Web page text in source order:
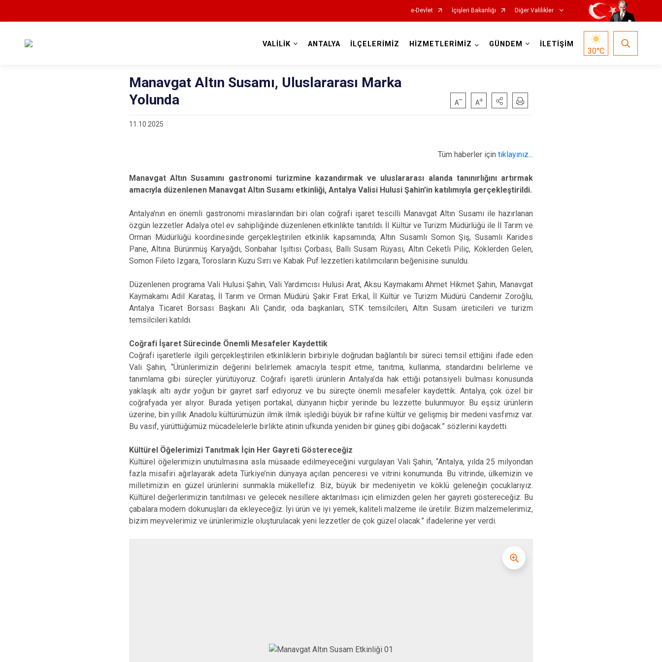
e-Devlet İçişleri Bakanlığı Diğer Valilikler
VALİLİK ANTALYA İLÇELERİMİZ HİZMETLERİMİZ GÜNDEM İLETİŞİM
30°C
Manavgat Altın Susamı, Uluslararası Marka
Yolunda
11.10.2025
Tüm haberler için tıklayınız...
Manavgat Altın Susamını gastronomi turizmine kazandırmak ve uluslararası alanda tanınırlığını artırmak
amacıyla düzenlenen Manavgat Altın Susamı etkinliği, Antalya Valisi Hulusi Şahin’in katılımıyla gerçekleştirildi.
Antalya'nın en önemli gastronomi miraslarından biri olan coğrafi işaret tescilli Manavgat Altın Susamı ile hazırlanan
özgün lezzetler Adalya otel ev sahipliğinde düzenlenen etkinlikte tanıtıldı. İl Kültür ve Turizm Müdürlüğü ile İl Tarım ve
Orman Müdürlüğü koordinesinde gerçekleştirilen etkinlik kapsamında; Altın Susamlı Somon Şiş, Susamlı Karides
Pane, Altına Bürünmüş Karyağdı, Sonbahar Işıltısı Çorbası, Ballı Susam Rüyası, Altın Ceketli Piliç, Köklerden Gelen,
Somon Fileto Izgara, Torosların Kuzu Sırrı ve Kabak Puf lezzetleri katılımcıların beğenisine sunuldu.
Düzenlenen programa Vali Hulusi Şahin, Vali Yardımcısı Hulusi Arat, Aksu Kaymakamı Ahmet Hikmet Şahin, Manavgat
Kaymakamı Adil Karataş, İl Tarım ve Orman Müdürü Şakir Fırat Erkal, İl Kültür ve Turizm Müdürü Candemir Zoroğlu,
Antalya Ticaret Borsası Başkanı Ali Çandır, oda başkanları, STK temsilcileri, Altın Susam üreticileri ve turizm
temsilcileri katıldı.
Coğrafi İşaret Sürecinde Önemli Mesafeler Kaydettik
Coğrafi işaretlerle ilgili gerçekleştirilen etkinliklerin birbiriyle doğrudan bağlantılı bir süreci temsil ettiğini ifade eden
Vali Şahin, “Ürünlerimizin değerini belirlemek amacıyla tespit etme, tanıtma, kullanma, standardını belirleme ve
tanımlama gibi süreçler yürütüyoruz. Coğrafi işaretli ürünlerin Antalya’da hak ettiği potansiyeli bulması konusunda
yaklaşık altı aydır yoğun bir gayret sarf ediyoruz ve bu süreçte önemli mesafeler kaydettik. Antalya, çok özel bir
coğrafyada yer alıyor. Burada yetişen portakal, dünyanın hiçbir yerinde bu lezzette bulunmuyor. Bu eşsiz ürünlerin
üzerine, bin yıllık Anadolu kültürümüzün ilmik ilmik işlediği büyük bir rafine kültür ve gelişmiş bir medeni vasfımız var.
Bu vasıf, yürüttüğümüz mücadelelerle birlikte atinin ufkunda yeniden bir güneş gibi doğacak.” sözlerini kaydetti.
Kültürel Öğelerimizi Tanıtmak İçin Her Gayreti Göstereceğiz
Kültürel öğelerimizin unutulmasına asla müsaade edilmeyeceğini vurgulayan Vali Şahin, “Antalya, yılda 25 milyondan
fazla misafiri ağırlayarak adeta Türkiye’nin dünyaya açılan penceresi ve vitrini konumunda. Bu vitrinde, ülkemizin ve
milletimizin en güzel ürünlerini sunmakla mükellefiz. Biz, büyük bir medeniyetin ve köklü geleneğin çocuklarıyız.
Kültürel değerlerimizin tanıtılması ve gelecek nesillere aktarılması için elimizden gelen her gayreti göstereceğiz. Bu
çabalara modern dokunuşları da ekleyeceğiz. İyi ürün ve iyi yemek, kaliteli malzeme ile üretilir. Bizim malzemelerimiz,
bizim meyvelerimiz ve ürünlerimizle oluşturulacak yeni lezzetler de çok güzel olacak.” ifadelerine yer verdi.